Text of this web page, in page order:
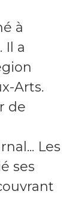
à
Il a
Arts.
de
Les
ses